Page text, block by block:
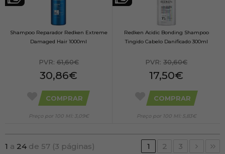
Shampoo Reparador Redken Extreme
Damaged Hair 1000ml
PVR:61,60€
30,86€
COMPRAR
Preço por 100 Ml: 3,09€
Redken Acidic Bonding Shampoo
Tingido Cabelo Danificado 300ml
PVR: 30,60€
17,50€
COMPRAR
Preço por 100 Ml: 5,83€
1 a 24 de 57 (3 páginas) 1 2 3